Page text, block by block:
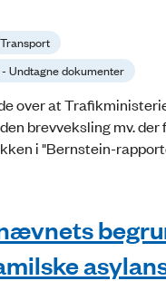
Transport
- Undtagne dokumenter
over at
brevveksling mv. der
i "Bernstein-